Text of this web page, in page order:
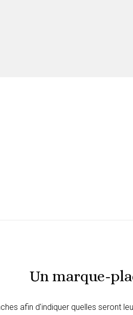
Un marque-
afin d'indiquer quelles seront